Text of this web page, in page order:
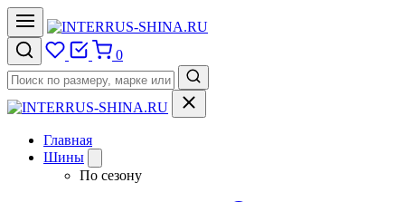
0
Главная
Шины
По сезону